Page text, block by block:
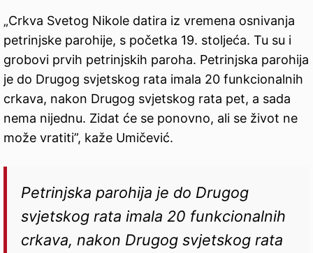
„Crkva Svetog Nikole datira iz vremena osnivanja
petrinjske parohije, s početka 19. stoljeća. Tu su i
grobovi prvih petrinjskih paroha. Petrinjska parohija
je do Drugog svjetskog rata imala 20 funkcionalnih
crkava, nakon Drugog svjetskog rata pet, a sada
nema nijednu. Zidat će se ponovno, ali se život ne
može vratiti”, kaže Umičević.
Petrinjska parohija je do Drugog
svjetskog rata imala 20 funkcionalnih
crkava, nakon Drugog svjetskog rata